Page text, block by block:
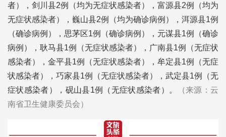
者），剑川县2例（均为无症状感染者），富源县2例（均为
无症状感染者），巍山县2例（均为确诊病例），洱源县1例
（确诊病例），思茅区1例（确诊病例），元谋县1例（确诊
病例），耿马县1例（无症状感染者），广南县1例（无症状
感染者），金平县1例（无症状感染者），牟定县1例（无症
状感染者），巧家县1例（无症状感染者），武定县1例（无
症状感染者），砚山县1例（无症状感染者）。
（来源：云
南省卫生健康委员会）